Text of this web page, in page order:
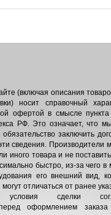
(включая описания
носит справочный
офертой в смысле
РФ. Это означает, что
заключить
сведения. Производители
иного товара и не
быстро, из-за чего в
его внешний вид,
отличаться от ранее
условия сделки
оформлением заказа